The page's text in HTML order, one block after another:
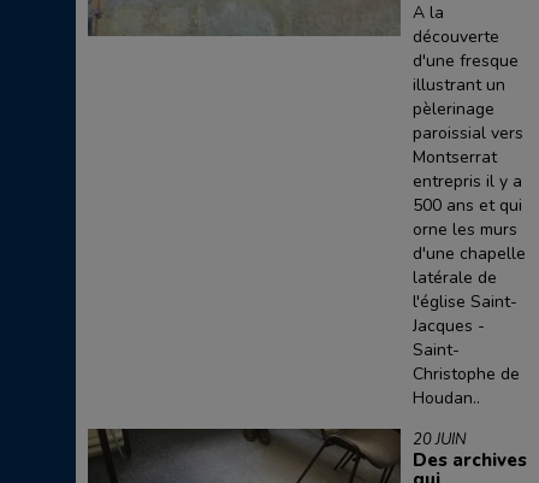
A la
découverte
d'une fresque
illustrant un
pèlerinage
paroissial vers
Montserrat
entrepris il y a
500 ans et qui
orne les murs
d'une chapelle
latérale de
l'église Saint-
Jacques -
Saint-
Christophe de
Houdan..
20 JUIN
Des archives